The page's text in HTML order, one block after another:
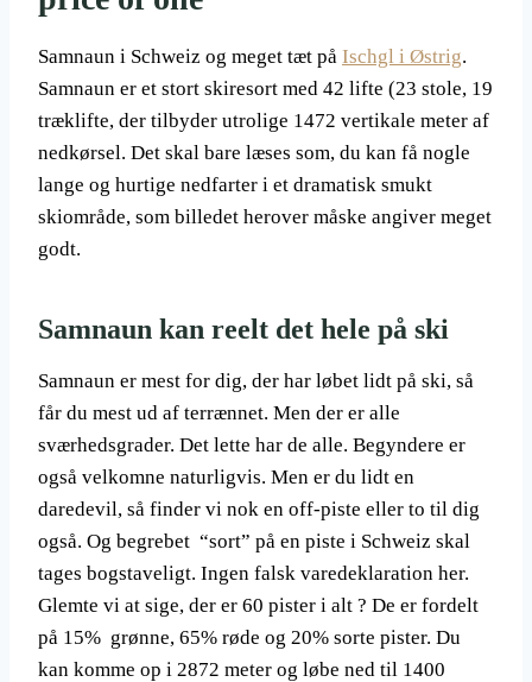
Samnaun i Schweiz og meget tæt på Ischgl i Østrig.
Samnaun er et stort skiresort med 42 lifte (23 stole, 19
træklifte, der tilbyder utrolige 1472 vertikale meter af
nedkørsel. Det skal bare læses som, du kan få nogle
lange og hurtige nedfarter i et dramatisk smukt
skiområde, som billedet herover måske angiver meget
godt.
Samnaun kan reelt det hele på ski
Samnaun er mest for dig, der har løbet lidt på ski, så
får du mest ud af terrænnet. Men der er alle
sværhedsgrader. Det lette har de alle. Begyndere er
også velkomne naturligvis. Men er du lidt en
daredevil, så finder vi nok en off-piste eller to til dig
også. Og begrebet “sort” på en piste i Schweiz skal
tages bogstaveligt. Ingen falsk varedeklaration her.
Glemte vi at sige, der er 60 pister i alt ? De er fordelt
på 15% grønne, 65% røde og 20% sorte pister. Du
kan komme op i 2872 meter og løbe ned til 1400